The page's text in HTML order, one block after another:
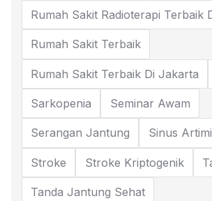
Rumah Sakit Radioterapi Terbaik
Rumah Sakit Terbaik
Rumah Sakit Terbaik Di Jakarta
Sarkopenia Seminar Awam
Serangan Jantung Sinus
Stroke Stroke Kriptogenik
Tanda Jantung Sehat